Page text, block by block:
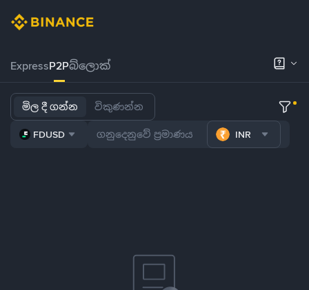
ExpressP2Pබ්ලොක්
මිල දී ගන්න විකුණන්න
FDUSD INR